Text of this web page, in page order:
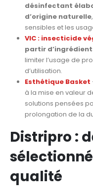
désinfectant
d’origine naturelle
sensibles et les
VIC : insecticide
partir
limiter l’usage de
d’utilisation.
Esthétique Basket
à la mise en valeur
solutions pensées
prolongation de la
Distripro :
qualité